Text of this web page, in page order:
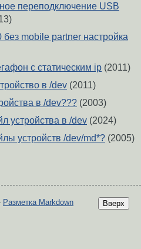
переподключение USB
mobile partner настройка
с статическим ip (2011)
в /dev (2011)
в /dev??? (2003)
устройства в /dev (2024)
устройств /dev/md*? (2005)
Вверх
Разметка Markdown